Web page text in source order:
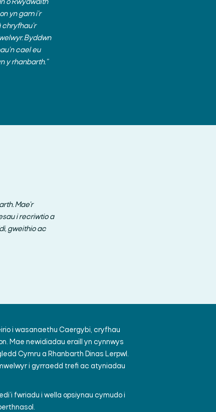
o Rwydwaith
yn gam i’r
Byddwn
cael eu
y rhanbarth.”
Mae’r
i recriwtio a
gweithio ac
i wasanaethu Caergybi, cryfhau
Mae newidiadau eraill yn cynnwys
Cymru a Rhanbarth Dinas Lerpwl.
i gyrraedd trefi ac atyniadau
fwriadu i wella opsiynau cymudo i